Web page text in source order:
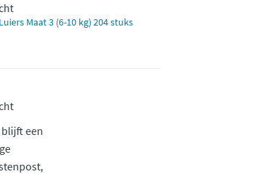
Maat 3 (6-10 kg) 204 stuks
blijft een